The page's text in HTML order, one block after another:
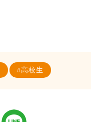
高校生